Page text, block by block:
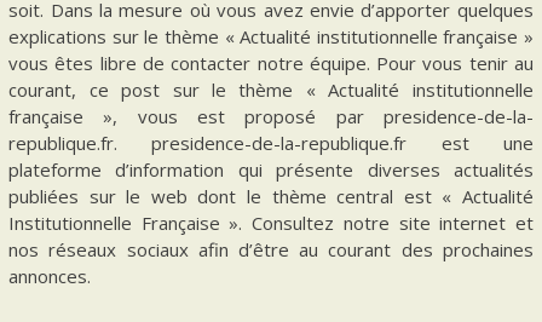
soit. Dans la mesure où vous avez envie d’apporter quelques
explications sur le thème « Actualité institutionnelle française »
vous êtes libre de contacter notre équipe. Pour vous tenir au
courant, ce post sur le thème « Actualité institutionnelle
française », vous est proposé par presidence-de-la-
republique.fr. presidence-de-la-republique.fr est une
plateforme d’information qui présente diverses actualités
publiées sur le web dont le thème central est « Actualité
Institutionnelle Française ». Consultez notre site internet et
nos réseaux sociaux afin d’être au courant des prochaines
annonces.